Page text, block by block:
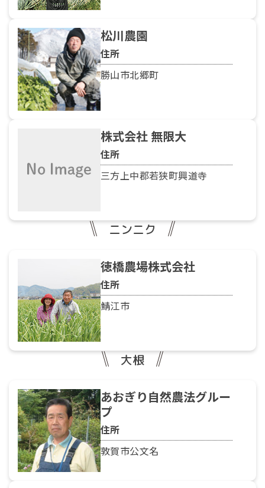
松川農園
住所
勝山市北郷町
株式会社 無限大
住所
三方上中郡若狭町興道寺
ニンニク
徳橋農場株式会社
住所
鯖江市
大根
あおぎり自然農法グルー
プ
住所
敦賀市公文名